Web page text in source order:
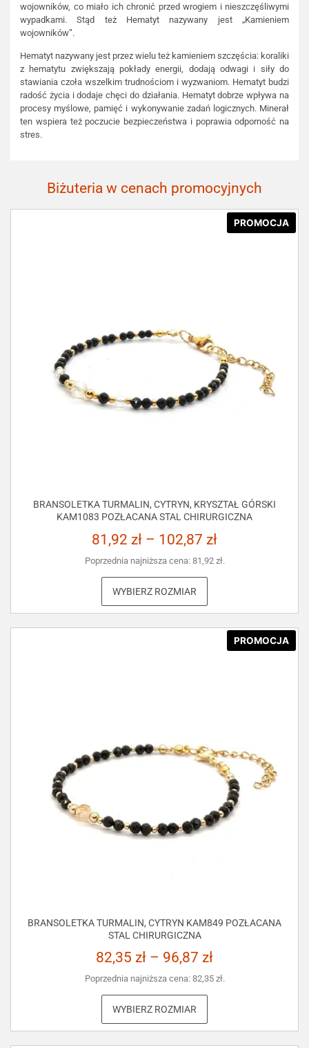
wojowników, co miało ich chronić przed wrogiem i nieszczęśliwymi
wypadkami. Stąd też Hematyt nazywany jest „Kamieniem
wojowników”.
Hematyt nazywany jest przez wielu też kamieniem szczęścia: koraliki
z hematytu zwiększają pokłady energii, dodają odwagi i siły do
stawiania czoła wszelkim trudnościom i wyzwaniom. Hematyt budzi
radość życia i dodaje chęci do działania. Hematyt dobrze wpływa na
procesy myślowe, pamięć i wykonywanie zadań logicznych. Minerał
ten wspiera też poczucie bezpieczeństwa i poprawia odporność na
stres.
Biżuteria w cenach promocyjnych
PROMOCJA
BRANSOLETKA TURMALIN, CYTRYN, KRYSZTAŁ GÓRSKI
KAM1083 POZŁACANA STAL CHIRURGICZNA
81,92 zł – 102,87 zł
Poprzednia najniższa cena: 81,92 zł.
WYBIERZ ROZMIAR
PROMOCJA
BRANSOLETKA TURMALIN, CYTRYN KAM849 POZŁACANA
STAL CHIRURGICZNA
82,35 zł – 96,87 zł
Poprzednia najniższa cena: 82,35 zł.
WYBIERZ ROZMIAR